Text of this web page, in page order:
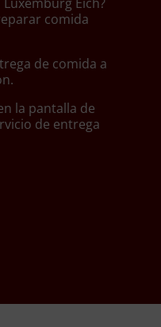
comida
de comida a
la pantalla de
de entrega